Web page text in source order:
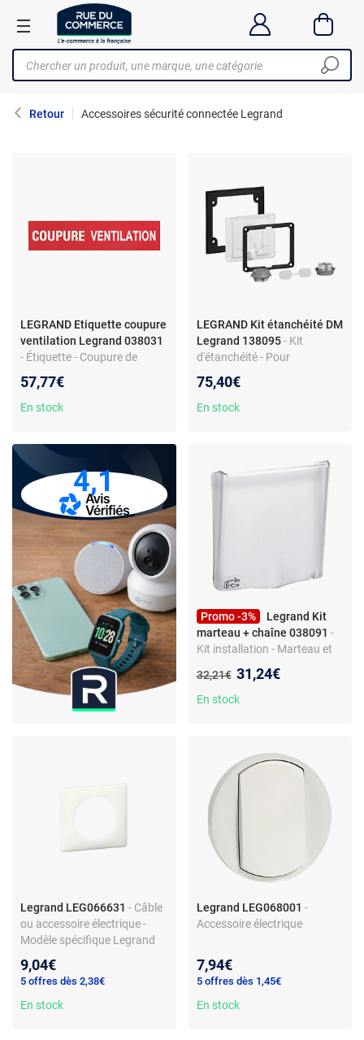
Retour Accessoires sécurité connectée Legrand
LEGRAND Etiquette coupure
ventilation Legrand 038031
- Étiquette - Coupure de
Legrand 038031
57,77€
En stock
LEGRAND Kit étanchéité DM
Legrand 138095 - Kit
d'étanchéité - Pour
Compatibilité Legrand
138095
75,40€
En stock
4,1
Promo -3%
Legrand Kit
marteau + chaîne 038091 -
Kit installation - Marteau et
Ancien prix :
32,21€ Nouveau prix :
31,24€
En stock
Legrand LEG066631 - Câble
ou accessoire électrique -
Modèle spécifique Legrand
9,04€
5 offres dès 2,38€
En stock
Legrand LEG068001 -
Accessoire électrique
7,94€
5 offres dès 1,45€
En stock